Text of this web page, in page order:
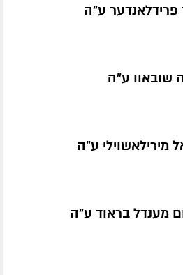
פרידלאנדער ע״ה
ע״ה
מירילאשוילי ע״ה
מענדל בראוד ע״ה